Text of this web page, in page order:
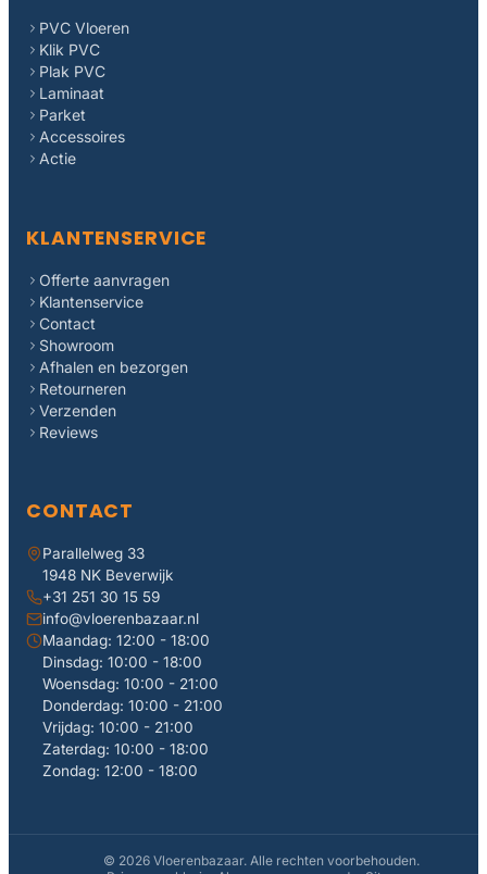
PVC Vloeren
Klik PVC
Plak PVC
Laminaat
Parket
Accessoires
Actie
KLANTENSERVICE
Offerte aanvragen
Klantenservice
Contact
Showroom
Afhalen en bezorgen
Retourneren
Verzenden
Reviews
CONTACT
Parallelweg 33
1948 NK Beverwijk
+31 251 30 15 59
info@vloerenbazaar.nl
Maandag: 12:00 - 18:00
Dinsdag: 10:00 - 18:00
Woensdag: 10:00 - 21:00
Donderdag: 10:00 - 21:00
Vrijdag: 10:00 - 21:00
Zaterdag: 10:00 - 18:00
Zondag: 12:00 - 18:00
© 2026 Vloerenbazaar. Alle rechten voorbehouden.